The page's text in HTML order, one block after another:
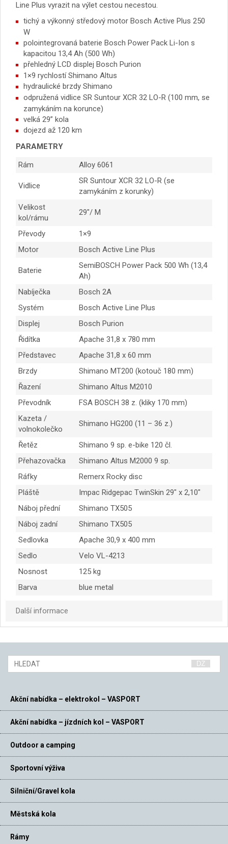
Line Plus vyrazit na výlet cestou necestou.
tichý a výkonný středový motor Bosch Active Plus 250
W
polointegrovaná baterie Bosch Power Pack Li-Ion s
kapacitou 13,4 Ah (500 Wh)
přehledný LCD displej Bosch Purion
1×9 rychlostí Shimano Altus
hydraulické brzdy Shimano
odpružená vidlice SR Suntour XCR 32 LO-R (100 mm, se
zamykáním na korunce)
velká 29” kola
dojezd až 120 km
PARAMETRY
Rám
Alloy 6061
Vidlice
SR Suntour XCR 32 LO-R (se
zamykáním z korunky)
Velikost
kol/rámu
29″/ M
Převody
1×9
Motor
Bosch Active Line Plus
Baterie
SemiBOSCH Power Pack 500 Wh (13,4
Ah)
Nabíječka
Bosch 2A
Systém
Bosch Active Line Plus
Displej
Bosch Purion
Řidítka
Apache 31,8 x 780 mm
Představec
Apache 31,8 x 60 mm
Brzdy
Shimano MT200 (kotouč 180 mm)
Řazení
Shimano Altus M2010
Převodník
FSA BOSCH 38 z. (kliky 170 mm)
Kazeta /
volnokolečko
Shimano HG200 (11 – 36 z.)
Řetěz
Shimano 9 sp. e-bike 120 čl.
Přehazovačka
Shimano Altus M2000 9 sp.
Ráfky
Remerx Rocky disc
Pláště
Impac Ridgepac TwinSkin 29″ x 2,10″
Náboj přední
Shimano TX505
Náboj zadní
Shimano TX505
Sedlovka
Apache 30,9 x 400 mm
Sedlo
Velo VL-4213
Nosnost
125 kg
Barva
blue metal
Další informace
Akční nabídka – elektrokol – VASPORT
Akční nabídka – jízdních kol – VASPORT
Outdoor a camping
Sportovní výživa
Silniční/Gravel kola
Městská kola
Rámy